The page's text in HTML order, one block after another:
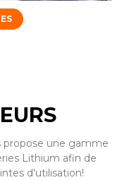
propose une gamme
Lithium afin de
d'utilisation!